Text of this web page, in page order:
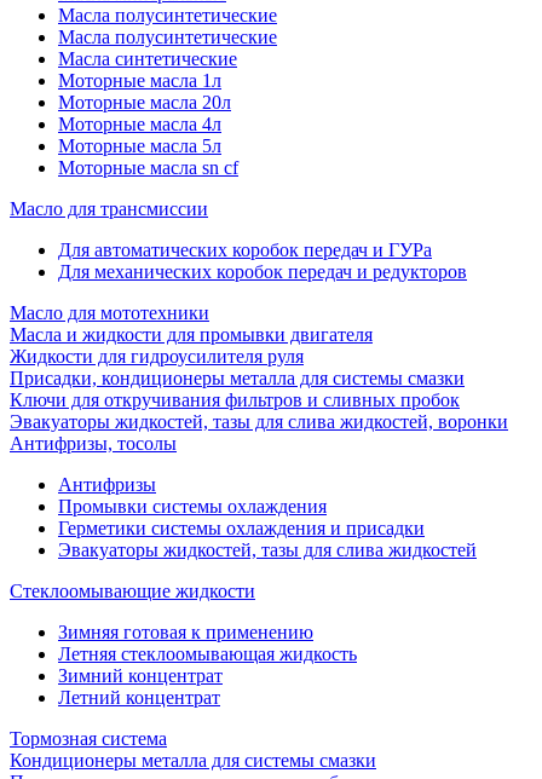
Масла полусинтетические
Масла полусинтетические
Масла синтетические
Моторные масла 1л
Моторные масла 20л
Моторные масла 4л
Моторные масла 5л
Моторные масла sn cf
Масло для трансмиссии
Для автоматических коробок передач и ГУРа
Для механических коробок передач и редукторов
Масло для мототехники
Масла и жидкости для промывки двигателя
Жидкости для гидроусилителя руля
Присадки, кондиционеры металла для системы смазки
Ключи для откручивания фильтров и сливных пробок
Эвакуаторы жидкостей, тазы для слива жидкостей, воронки
Антифризы, тосолы
Антифризы
Промывки системы охлаждения
Герметики системы охлаждения и присадки
Эвакуаторы жидкостей, тазы для слива жидкостей
Стеклоомывающие жидкости
Зимняя готовая к применению
Летняя стеклоомывающая жидкость
Зимний концентрат
Летний концентрат
Тормозная система
Кондиционеры металла для системы смазки